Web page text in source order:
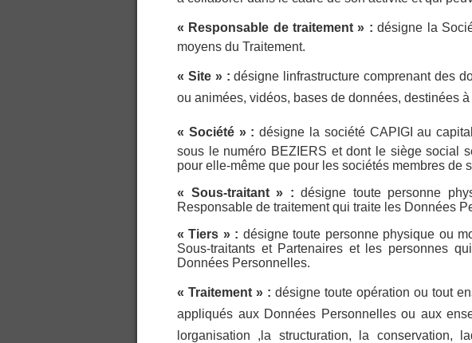
« Responsable de traitement » :désigne la
moyens du Traitement.
« Site » :désigne linfrastructure comprenant des
ou animées, vidéos, bases de données, destinées
« Société » :désigne la société CAPIGI au
sous le numéro BEZIERS et dont le siège social
pour elle-même que pour les sociétés membres de
« Sous-traitant » :désigne toute personne
Responsable de traitement qui traite les Données
« Tiers » : désigne toute personne physique ou
Sous-traitants et Partenaires et les personnes
Données Personnelles.
« Traitement » : désigne toute opération ou tout
appliqués aux Données Personnelles ou aux
lorganisation ,la structuration, la conservation,